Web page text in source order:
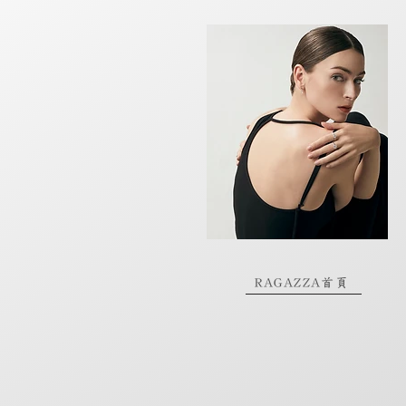
RAGAZZA首頁